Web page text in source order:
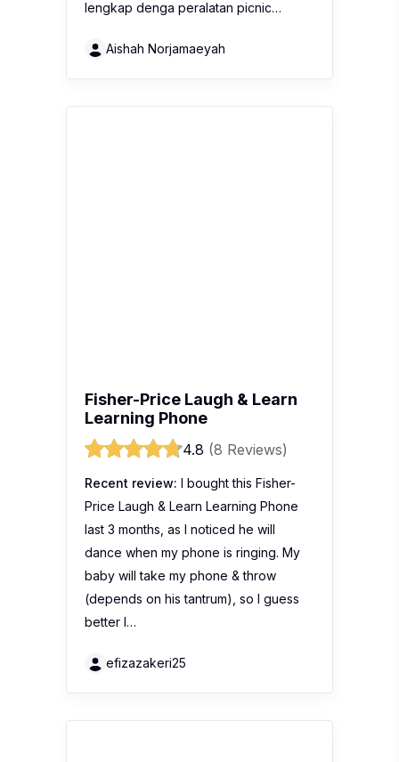
lengkap denga peralatan picnic…
Aishah Norjamaeyah
Fisher-Price Laugh & Learn
Learning Phone
4.8 (8 Reviews)
Recent review: I bought this Fisher-
Price Laugh & Learn Learning Phone
last 3 months, as I noticed he will
dance when my phone is ringing. My
baby will take my phone & throw
(depends on his tantrum), so I guess
better I…
efizazakeri25